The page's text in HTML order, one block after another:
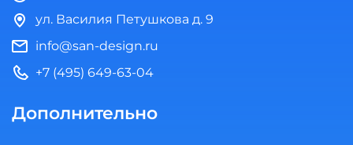
ул. Василия Петушкова д. 9
info@san-design.ru
+7 (495) 649-63-04
Дополнительно